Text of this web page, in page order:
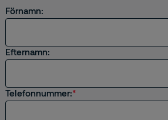
Förnamn:
Efternamn:
Telefonnummer: